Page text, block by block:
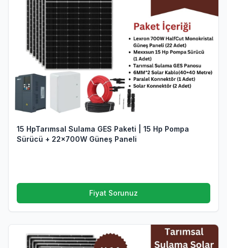
15 HpTarımsal Sulama GES Paketi | 15 Hp Pompa
Sürücü + 22x700W Güneş Paneli
Fiyat Sorunuz